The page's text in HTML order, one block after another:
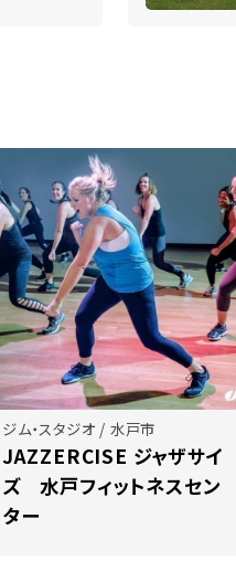
ジム・スタジオ / 水戸市
JAZZERCISE ジャザサイ
ズ 水戸フィットネスセン
ター